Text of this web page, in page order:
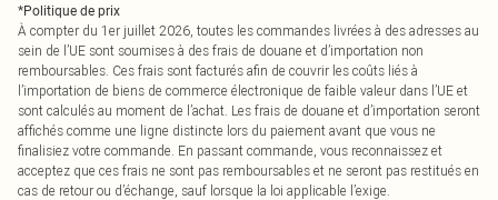
*Politique de prix
À compter du 1er juillet 2026, toutes les commandes livrées à des adresses au
sein de l’UE sont soumises à des frais de douane et d’importation non
remboursables. Ces frais sont facturés afin de couvrir les coûts liés à
l’importation de biens de commerce électronique de faible valeur dans l’UE et
sont calculés au moment de l’achat. Les frais de douane et d’importation seront
affichés comme une ligne distincte lors du paiement avant que vous ne
finalisiez votre commande. En passant commande, vous reconnaissez et
acceptez que ces frais ne sont pas remboursables et ne seront pas restitués en
cas de retour ou d’échange, sauf lorsque la loi applicable l’exige.